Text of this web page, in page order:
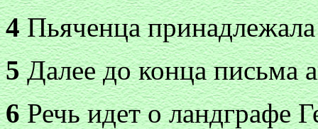
4Пьяченца
5Далее до конца письма
6Речь идет о ландграфе